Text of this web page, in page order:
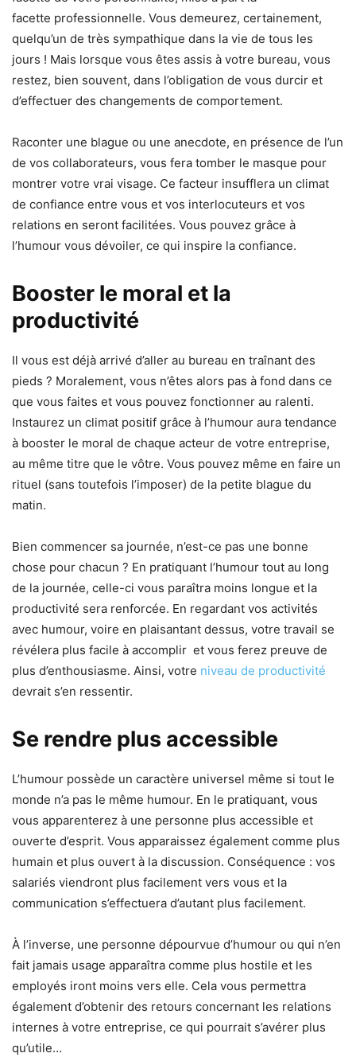
facette professionnelle. Vous demeurez, certainement,
quelqu’un de très sympathique dans la vie de tous les
jours ! Mais lorsque vous êtes assis à votre bureau, vous
restez, bien souvent, dans l’obligation de vous durcir et
d’effectuer des changements de comportement.
Raconter une blague ou une anecdote, en présence de l’un
de vos collaborateurs, vous fera tomber le masque pour
montrer votre vrai visage. Ce facteur insufflera un climat
de confiance entre vous et vos interlocuteurs et vos
relations en seront facilitées. Vous pouvez grâce à
l’humour vous dévoiler, ce qui inspire la confiance.
Booster le moral et la
productivité
Il vous est déjà arrivé d’aller au bureau en traînant des
pieds ? Moralement, vous n’êtes alors pas à fond dans ce
que vous faites et vous pouvez fonctionner au ralenti.
Instaurez un climat positif grâce à l’humour aura tendance
à booster le moral de chaque acteur de votre entreprise,
au même titre que le vôtre. Vous pouvez même en faire un
rituel (sans toutefois l’imposer) de la petite blague du
matin.
Bien commencer sa journée, n’est-ce pas une bonne
chose pour chacun ? En pratiquant l’humour tout au long
de la journée, celle-ci vous paraîtra moins longue et la
productivité sera renforcée. En regardant vos activités
avec humour, voire en plaisantant dessus, votre travail se
révélera plus facile à accomplir et vous ferez preuve de
plus d’enthousiasme. Ainsi, votre niveau de productivité
devrait s’en ressentir.
Se rendre plus accessible
L’humour possède un caractère universel même si tout le
monde n’a pas le même humour. En le pratiquant, vous
vous apparenterez à une personne plus accessible et
ouverte d’esprit. Vous apparaissez également comme plus
humain et plus ouvert à la discussion. Conséquence : vos
salariés viendront plus facilement vers vous et la
communication s’effectuera d’autant plus facilement.
À l’inverse, une personne dépourvue d’humour ou qui n’en
fait jamais usage apparaîtra comme plus hostile et les
employés iront moins vers elle. Cela vous permettra
également d’obtenir des retours concernant les relations
internes à votre entreprise, ce qui pourrait s’avérer plus
qu’utile…